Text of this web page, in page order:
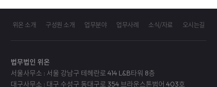
위온 소개 구성원 소개 업무분야 업무사례 소식/자료 오시는길
법무법인 위온
서울사무소 : 서울 강남구 테헤란로 414 L&B타워 8층
대구사무소 : 대구 수성구 동대구로 354 브라운스톤범어 403호